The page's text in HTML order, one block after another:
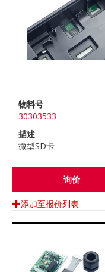
物料号
30303533
描述
微型SD卡
询价
添加至报价列表